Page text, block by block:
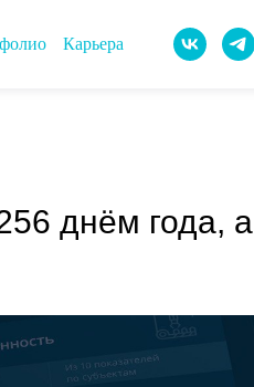
Карьера
днём года, а